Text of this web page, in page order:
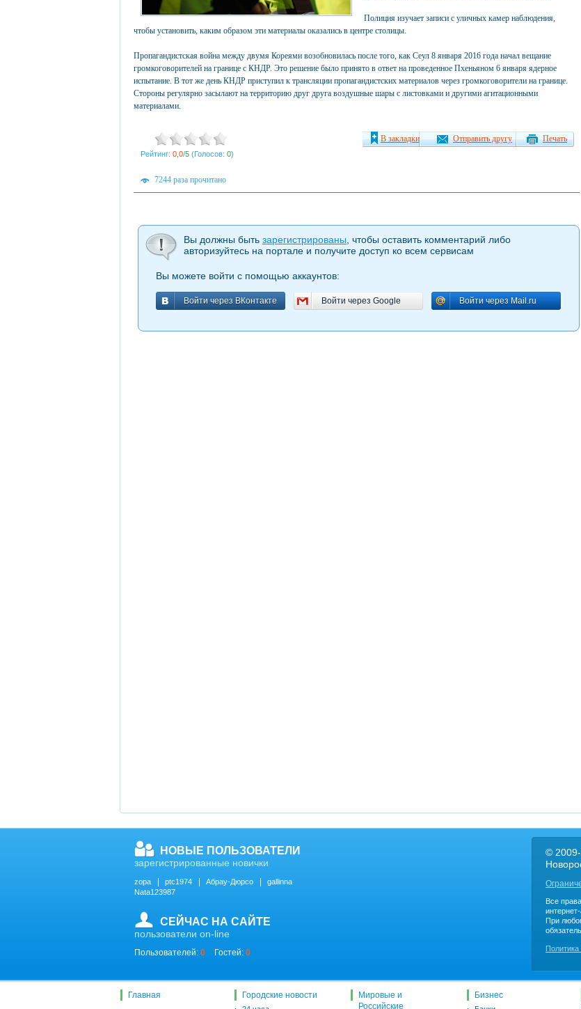
Полиция изучает записи с уличных камер наблюдения,
чтобы установить, каким образом эти материалы оказались в центре столицы.
Пропагандистская война между двумя Кореями возобновилась после того, как Сеул 8 января 2016 года начал вещание
громкоговорителей на границе с КНДР. Это решение было принято в ответ на проведенное Пхеньяном 6 января ядерное
испытание. В тот же день КНДР приступил к трансляции пропагандистских материалов через громкоговорители на границе.
Стороны регулярно засылают на территорию друг друга воздушные шары с листовками и другими агитационными
материалами.
Рейтинг: 0,0/5 (Голосов: 0)
В закладки Отправить другу Печать
7244 раза прочитано
Вы должны быть зарегистрированы , чтобы оставить комментарий либо
авторизуйтесь на портале и получите доступ ко всем сервисам
Вы можете войти с помощью аккаунтов:
Войти через ВКонтакте
Войти через ВКонтакте Войти через Google
Войти через Google Войти через Mail.ru
Войти через Mail.ru
©
Все
При
НОВЫЕ ПОЛЬЗОВАТЕЛИ
зарегистрированные новички
zopa ptc1974 Абрау-Дюрсо
gallinna
Nata123987
СЕЙЧАС НА САЙТЕ
пользователи on-line
Пользователей: 0 Гостей: 0
Главная Городские новости
Мировые и
Российские
Бизнес